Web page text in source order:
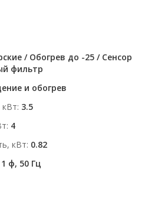
/ Обогрев до -25 / Сенсор
фильтр
и обогрев
3.5
4
кВт 0.82
ф, 50 Гц